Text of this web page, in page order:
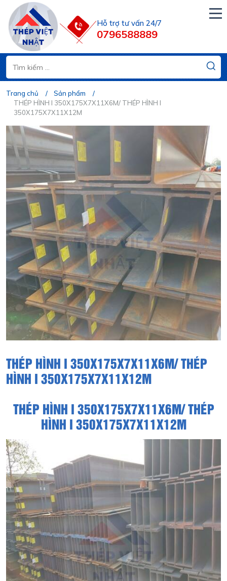
Hỗ trợ tư vấn 24/7
0796588889
Trang chủ
Sản phẩm
THÉP HÌNH I 350X175X7X11X6M/ THÉP HÌNH I
350X175X7X11X12M
THÉP HÌNH I 350X175X7X11X6M/ THÉP
HÌNH I 350X175X7X11X12M
THÉP HÌNH I 350X175X7X11X6M/ THÉP
HÌNH I 350X175X7X11X12M